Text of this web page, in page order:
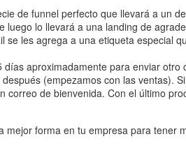
de funnel perfecto que llevará a un
lo llevará a una landing de
les agrega a una etiqueta especial
aproximadamente para enviar
(empezamos con las ventas).
de bienvenida. Con el último
forma en tu empresa para tener